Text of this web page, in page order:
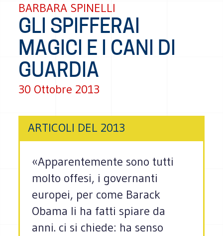
BARBARA SPINELLI
GLI SPIFFERAI
MAGICI E I CANI DI
GUARDIA
30 Ottobre 2013
ARTICOLI DEL 2013
«Apparentemente sono tutti
molto offesi, i governanti
europei, per come Barack
Obama li ha fatti spiare da
anni. ci si chiede: ha senso